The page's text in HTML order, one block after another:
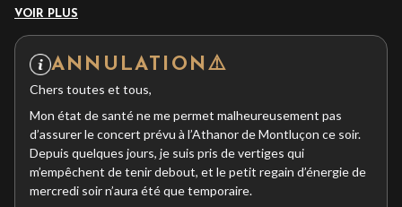
VOIR PLUS
ANNULATION⚠️
Chers toutes et tous,
Mon état de santé ne me permet malheureusement pas
d’assurer le concert prévu à l’Athanor de Montluçon ce soir.
Depuis quelques jours, je suis pris de vertiges qui
m’empêchent de tenir debout, et le petit regain d’énergie de
mercredi soir n’aura été que temporaire.